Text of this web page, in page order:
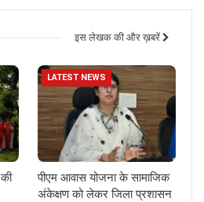
इस लेखक की और ख़बरें
LATEST NEWS
पीएम आवास योजना के सामाजिक
अंकेक्षण को लेकर जिला प्रशासन